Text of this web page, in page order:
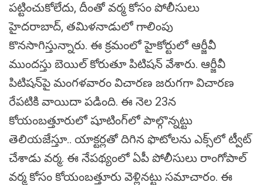
పట్టించుకోలేదు, దీంతో వర్మ కోసం పోలీసులు
హైదరాబాద్‌, తమిళనాడులో గాలింపు
కొనసాగిస్తున్నారు. ఈ క్రమంలో హైకోర్టులో ఆర్జీవీ
ముందస్తు బెయిల్‌ కోరుతూ పిటిషన్‌ వేశారు. ఆర్జీవీ
పిటిషన్‌పై మంగళవారం విచారణ జరుగగా విచారణ
రేపటికి వాయిదా పడింది. ఈ నెల 23న
కోయంబత్తూరులో షూటింగ్‌లో పాల్గొన్నట్టు
తెలియజేస్తూ.. యాక్టర్లతో దిగిన ఫొటోలను ఎక్స్‌లో ట్వీట్
చేశాడు వర్మ. ఈ నేపథ్యంలో ఏపీ పోలీసులు రాంగోపాల్
వర్మ కోసం కోయంబత్తూరు వెళ్లినట్టు సమాచారం. ఈ